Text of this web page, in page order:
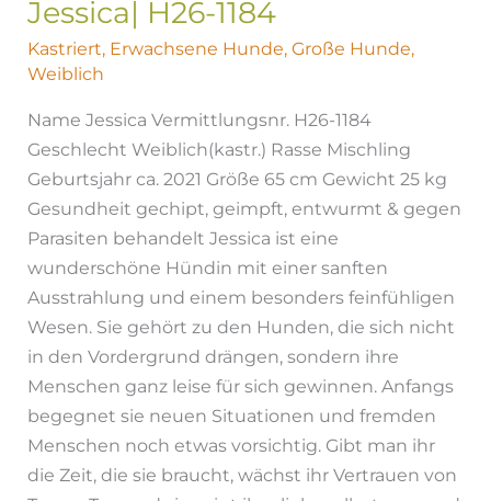
Jessica| H26-1184
Kastriert, Erwachsene Hunde,Große Hunde,
Weiblich
Name Jessica Vermittlungsnr. H26-1184
Geschlecht Weiblich(kastr.) Rasse Mischling
Geburtsjahr ca. 2021 Größe 65 cm Gewicht 25 kg
Gesundheit gechipt, geimpft, entwurmt & gegen
Parasiten behandelt Jessica ist eine
wunderschöne Hündin mit einer sanften
Ausstrahlung und einem besonders feinfühligen
Wesen. Sie gehört zu den Hunden, die sich nicht
in den Vordergrund drängen, sondern ihre
Menschen ganz leise für sich gewinnen. Anfangs
begegnet sie neuen Situationen und fremden
Menschen noch etwas vorsichtig. Gibt man ihr
die Zeit, die sie braucht, wächst ihr Vertrauen von